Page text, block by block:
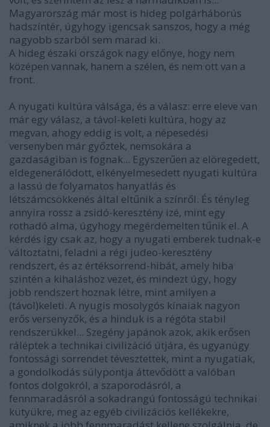
Magyarország már most is hideg polgárháborús
hadszíntér, úgyhogy igencsak sanszos, hogy a még
nagyobb szarból sem marad ki.
A hideg északi országok nagy előnye, hogy nem
középen vannak, hanem a szélen, és nem ott van a
front.
A nyugati kultúra válsága, és a válasz: erre eleve van
már egy válasz, a távol-keleti kultúra, hogy az
megvan, ahogy eddig is volt, a népesedési
versenyben már győztek, nemsokára a
gazdaságiban is fognak... Egyszerűen az elöregedett,
eldegenerálódott, elkényelmesedett nyugati kultúra
a lassú de folyamatos hanyatlás és
létszámcsökkenés által eltűnik a színről. És tényleg
annyira rossz a zsidó-keresztény izé, mint egy
rothadó alma, úgyhogy megérdemelten tűnik el. A
kérdés így csak az, hogy a nyugati emberek tudnak-e
változtatni, feladni a régi judeo-keresztény
rendszert, és az értéksorrend-hibát, amely hiba
szintén a kihaláshoz vezet, és mindezt úgy, hogy
jobb rendszert hoznak létre, mint amilyen a
(távol)keleti. A nyugis mosolygós kínaiak nagyon
erős versenyzők, és a hinduk is a régóta stabil
rendszerükkel... Szegény japánok azok, akik erősen
ráléptek a technikai civilizáció útjára, és ugyanúgy
fontossági sorrendet tévesztettek, mint a nyugatiak,
a gondolkodás súlypontja áttevődött a valóban
fontos dolgokról, a szaporodásról, a
fennmaradásról a sokadrangú fontosságú technikai
kütyükre, meg az egyéb civilizációs kellékekre,